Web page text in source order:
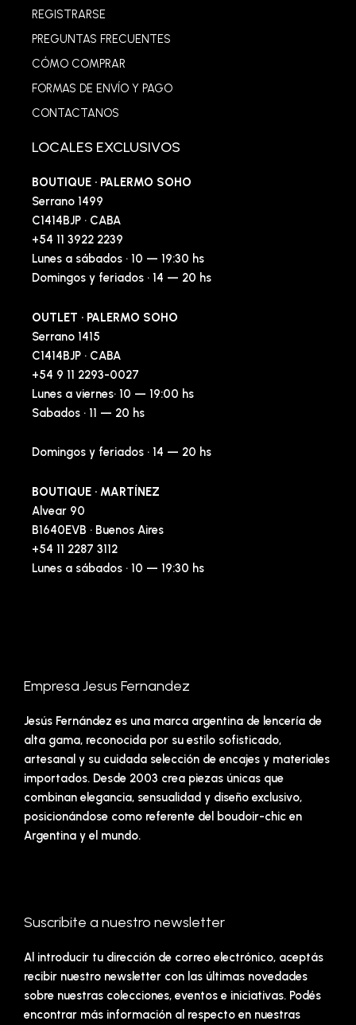
REGISTRARSE
PREGUNTAS FRECUENTES
CÓMO COMPRAR
FORMAS DE ENVÍO Y PAGO
CONTACTANOS
LOCALES EXCLUSIVOS
BOUTIQUE · PALERMO SOHO
Serrano 1499
C1414BJP · CABA
+54 11 3922 2239
Lunes a sábados · 10 — 19:30 hs
Domingos y feriados · 14 — 20 hs
OUTLET · PALERMO SOHO
Serrano 1415
C1414BJP · CABA
+54 9 11 2293-0027
Lunes a viernes· 10 — 19:00 hs
Sabados · 11 — 20 hs
Domingos y feriados · 14 — 20 hs
BOUTIQUE · MARTÍNEZ
Alvear 90
B1640EVB · Buenos Aires
+54 11 2287 3112
Lunes a sábados · 10 — 19:30 hs
Empresa Jesus Fernandez
Jesús Fernández es una marca argentina de lencería de
alta gama, reconocida por su estilo sofisticado,
artesanal y su cuidada selección de encajes y materiales
importados. Desde 2003 crea piezas únicas que
combinan elegancia, sensualidad y diseño exclusivo,
posicionándose como referente del boudoir-chic en
Argentina y el mundo.
Suscribite a nuestro newsletter
Al introducir tu dirección de correo electrónico, aceptás
recibir nuestro newsletter con las últimas novedades
sobre nuestras colecciones, eventos e iniciativas. Podés
encontrar más información al respecto en nuestras